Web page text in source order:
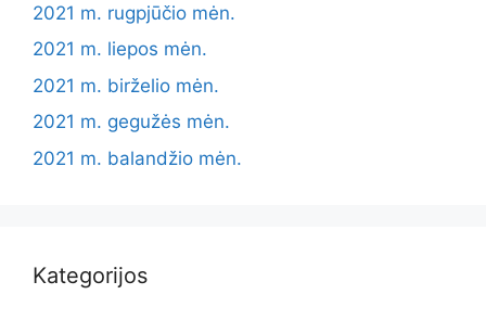
2021 m. rugpjūčio mėn.
2021 m. liepos mėn.
2021 m. birželio mėn.
2021 m. gegužės mėn.
2021 m. balandžio mėn.
Kategorijos